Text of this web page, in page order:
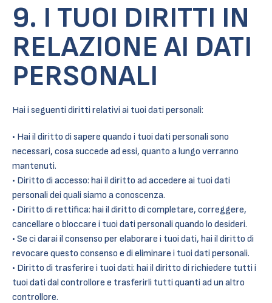
9. I TUOI DIRITTI IN
RELAZIONE AI DATI
PERSONALI
Hai i seguenti diritti relativi ai tuoi dati personali:
Hai il diritto di sapere quando i tuoi dati personali sono
necessari, cosa succede ad essi, quanto a lungo verranno
mantenuti.
Diritto di accesso: hai il diritto ad accedere ai tuoi dati
personali dei quali siamo a conoscenza.
Diritto di rettifica: hai il diritto di completare, correggere,
cancellare o bloccare i tuoi dati personali quando lo desideri.
Se ci darai il consenso per elaborare i tuoi dati, hai il diritto di
revocare questo consenso e di eliminare i tuoi dati personali.
Diritto di trasferire i tuoi dati: hai il diritto di richiedere tutti i
tuoi dati dal controllore e trasferirli tutti quanti ad un altro
controllore.